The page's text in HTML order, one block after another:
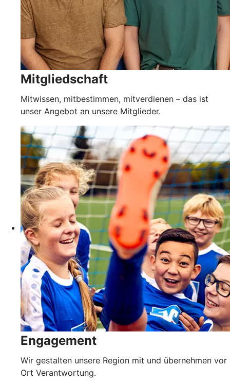
Mitgliedschaft
Mitwissen, mitbestimmen, mitverdienen – das ist
unser Angebot an unsere Mitglieder.
Engagement
Wir gestalten unsere Region mit und übernehmen vor
Ort Verantwortung.